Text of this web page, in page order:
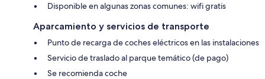
Disponible en algunas zonas comunes: wifi gratis
Aparcamiento y servicios de transporte
Punto de recarga de coches eléctricos en las instalaciones
Servicio de traslado al parque temático (de pago)
Se recomienda coche